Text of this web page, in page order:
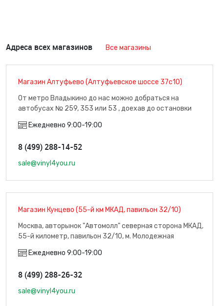
Адреса всех магазинов Все магазины
Магазин Алтуфьево (Алтуфьевское шоссе 37с10)
От метро Владыкино до нас можно добраться на
автобусах № 259, 353 или 53 , доехав до остановки
Ежедневно 9:00-19:00
8 (499) 288-14-52
sale@vinyl4you.ru
Магазин Кунцево (55-й км МКАД, павильон 32/10)
Москва, авторынок "Автомолл" северная сторона МКАД,
55-й километр, павильон 32/10, м. Молодежная
Ежедневно 9:00-19:00
8 (499) 288-26-32
sale@vinyl4you.ru